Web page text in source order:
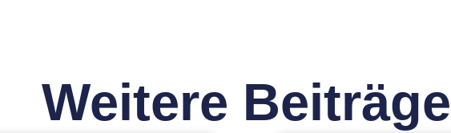
Weitere Beiträge